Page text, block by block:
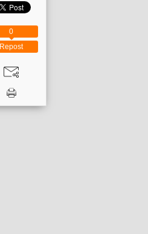
Repost
0